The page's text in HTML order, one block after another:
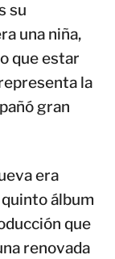
su
una niña,
que estar
la
gran
era
álbum
que
renovada